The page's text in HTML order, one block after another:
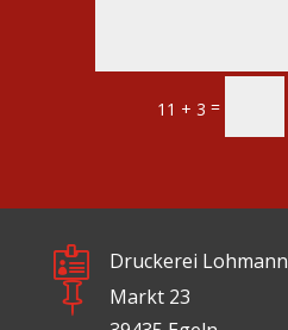
11 + 3 =
 Druckerei Lohmann

Markt 23